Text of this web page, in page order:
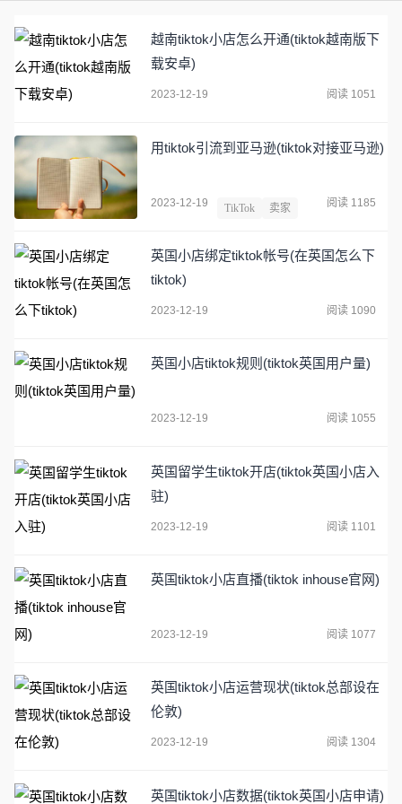
越南tiktok小店怎么开通(tiktok越南版下
载安卓)
2023-12-19 阅读 1051
用tiktok引流到亚马逊(tiktok对接亚马逊)
2023-12-19 TikTok 卖家 阅读 1185
英国小店绑定tiktok帐号(在英国怎么下
tiktok)
2023-12-19 阅读 1090
英国小店tiktok规则(tiktok英国用户量)
2023-12-19 阅读 1055
英国留学生tiktok开店(tiktok英国小店入
驻)
2023-12-19 阅读 1101
英国tiktok小店直播(tiktok inhouse官网)
2023-12-19 阅读 1077
英国tiktok小店运营现状(tiktok总部设在
伦敦)
2023-12-19 阅读 1304
英国tiktok小店数据(tiktok英国小店申请)